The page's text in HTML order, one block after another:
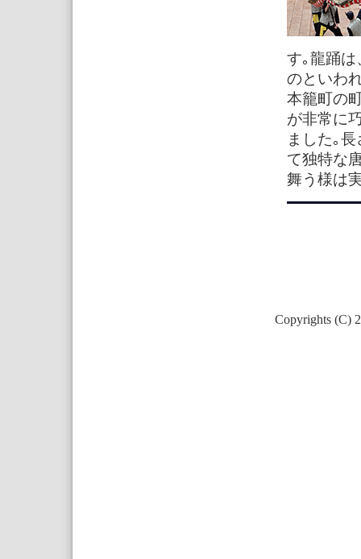
す｡龍踊は
のといわ
本籠町の
が非常に
ました｡
て独特な
舞う様は
Copyrights (C)